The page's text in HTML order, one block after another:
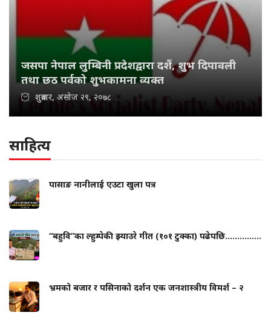
जसपा नेपाल लुम्बिनी प्रदेशद्वारा दशैं, शुभ दिपावली
तथा छठ पर्वको शुभकामना व्यक्त
शुक्रबार, असोज २९, २०७८
साहित्य
पासाङ नानीलाई एउटा खुला पत्र
“बहुवि”का ल्हुम्पेकी झ्याउरे गीत (१०१ टुक्का) पढेपछि...............
भ्रमको बजार र पसिनाको दर्शन एक जनशास्त्रीय विमर्श – २